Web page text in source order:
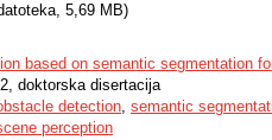
5,69 MB)
based on semantic segmentation
doktorska disertacija
detection, semantic
perception